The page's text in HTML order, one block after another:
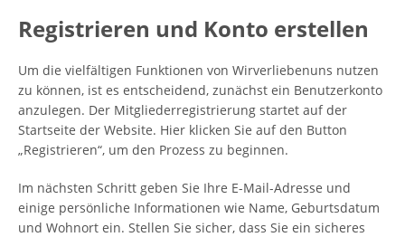
Registrieren und Konto erstellen
Um die vielfältigen Funktionen von Wirverliebenuns nutzen
zu können, ist es entscheidend, zunächst ein Benutzerkonto
anzulegen. Der Mitgliederregistrierung startet auf der
Startseite der Website. Hier klicken Sie auf den Button
„Registrieren“, um den Prozess zu beginnen.
Im nächsten Schritt geben Sie Ihre E-Mail-Adresse und
einige persönliche Informationen wie Name, Geburtsdatum
und Wohnort ein. Stellen Sie sicher, dass Sie ein sicheres